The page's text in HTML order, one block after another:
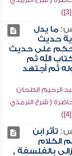
ما يدل
حديث
على حديث
الله ثم
ثم أجتهد
الرحيم الطحان
( شرح الترمذي
تأثر ابن
الكلام
بالفلسفة ,